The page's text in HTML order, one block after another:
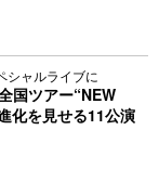
シャルライブに
国ツアー“NEW
化を見せる11公演